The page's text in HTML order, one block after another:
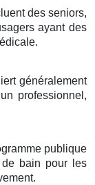
des seniors,
ayant des
généralement
professionnel,
publique
bain pour les